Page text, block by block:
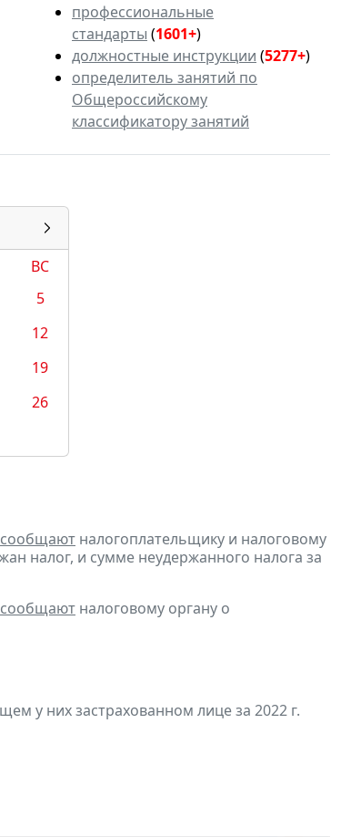
профессиональные
стандарты (1601+)
должностные инструкции (5277+)
определитель занятий по
Общероссийскому
классификатору занятий
ВС
5
12
19
26
сообщают налогоплательщику и налоговому
налог, и сумме неудержанного налога за
сообщают налоговому органу о
у них застрахованном лице за 2022 г.